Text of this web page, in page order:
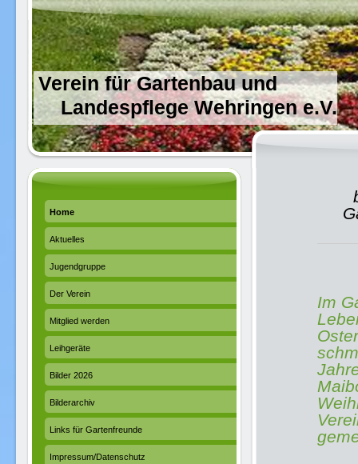
Verein für Gartenbau und
Landespflege Wehringen e.V.
Im
Home
Aktuelles
Jugendgruppe
Der Verein
Mitglied werden
Leihgeräte
Bilder 2026
Bilderarchiv
Links für Gartenfreunde
Impressum/Datenschutz